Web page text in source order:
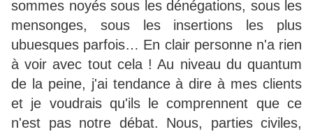
sommes noyés sous les dénégations, sous les
mensonges, sous les insertions les plus
ubuesques parfois… En clair personne n'a rien
à voir avec tout cela ! Au niveau du quantum
de la peine, j'ai tendance à dire à mes clients
et je voudrais qu'ils le comprennent que ce
n'est pas notre débat. Nous, parties civiles,